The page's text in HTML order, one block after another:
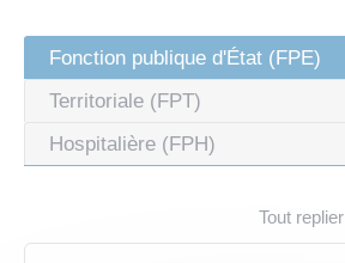
Fonction publique d'État (FPE)
Territoriale (FPT)
Hospitalière (FPH)
Tout replier